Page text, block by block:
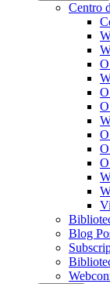
Centro
Blog